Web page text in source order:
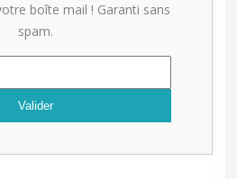
boîte mail ! Garanti sans
spam.